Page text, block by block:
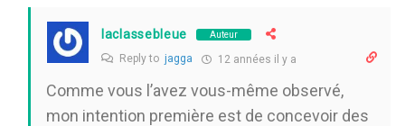
laclassebleue Auteur
Reply to jagga 12 années il y a
Comme vous l’avez vous-même observé,
mon intention première est de concevoir des